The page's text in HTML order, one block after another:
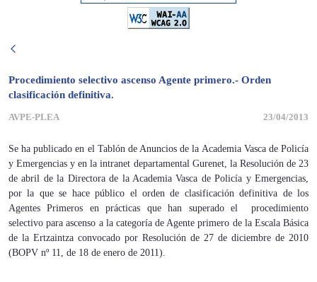
Procedimiento selectivo ascenso Agente primero.- Orden
clasificación definitiva.
AVPE-PLEA 23/04/2013
Se ha publicado en el Tablón de Anuncios de la Academia Vasca de Policía
y Emergencias y en la intranet departamental Gurenet, la Resolución de 23
de abril de la Directora de la Academia Vasca de Policía y Emergencias,
por la que se hace público el orden de clasificación definitiva de los
Agentes Primeros en prácticas que han superado el procedimiento
selectivo para ascenso a la categoría de Agente primero de la Escala Básica
de la Ertzaintza convocado por Resolución de 27 de diciembre de 2010
(BOPV nº 11, de 18 de enero de 2011).